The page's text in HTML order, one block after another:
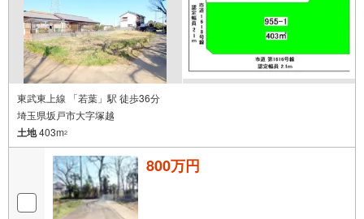
本分譲地では、当社住宅仕様「COCOYUNO」による建築相談が可能です＾
＾
耐震等級3取得に加え、制震装置「MIRAIEΣ」を標準採用し、
長期優良住宅基準を満たした安心設計◎
C値0.5以下の高気密性能や発泡ウレタン断熱材を採用し、
快適性・耐久性・将来価値に配慮した住まいづくりを行っています！
━…‥Location‥…━
周辺環境も徒歩圏内に充実している好立地！
最寄りの東武東上線「坂戸」駅まで徒歩15分！
坂戸市立入西小学校まで徒歩3分と、お子様の通学も安心・安全の距離です
また、ジェーソンまで徒歩7分、ミニストップまで徒歩1分と生活利便施設
も充実！
日々の暮らしを支える施設が身近に揃っています。
東武東上線 「若葉」駅 徒歩36分
埼玉県坂戸市大字塚越
土地403m2
800万円